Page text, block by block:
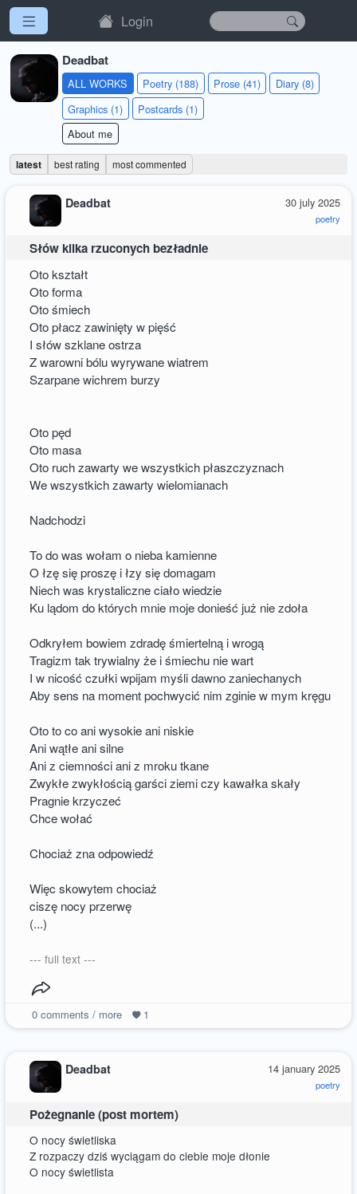
Login
Deadbat
ALL WORKS Poetry (188) Prose (41)
Diary (8)
Graphics (1)
Postcards (1)
About me
latest best rating most commented
30 july 2025
poetry
Deadbat
Słów kilka rzuconych bezładnie
Oto kształt
Oto forma
Oto śmiech
Oto płacz zawinięty w pięść
I słów szklane ostrza
Z warowni bólu wyrywane wiatrem
Szarpane wichrem burzy
Oto pęd
Oto masa
Oto ruch zawarty we wszystkich płaszczyznach
We wszystkich zawarty wielomianach
Nadchodzi
To do was wołam o nieba kamienne
O łzę się proszę i łzy się domagam
Niech was krystaliczne ciało wiedzie
Ku lądom do których mnie moje donieść już nie zdoła
Odkryłem bowiem zdradę śmiertelną i wrogą
Tragizm tak trywialny że i śmiechu nie wart
I w nicość czułki wpijam myśli dawno zaniechanych
Aby sens na moment pochwycić nim zginie w mym kręgu
Oto to co ani wysokie ani niskie
Ani wątłe ani silne
Ani z ciemności ani z mroku tkane
Zwykłe zwykłością garści ziemi czy kawałka skały
Pragnie krzyczeć
Chce wołać
Chociaż zna odpowiedź
Więc skowytem chociaż
ciszę nocy przerwę
(...)
--- full text ---
0comments / more 1
14 january 2025
poetry
Deadbat
Pożegnanie (post mortem)
O nocy świetliska
Z rozpaczy dziś wyciągam do ciebie moje dłonie
O nocy świetlista